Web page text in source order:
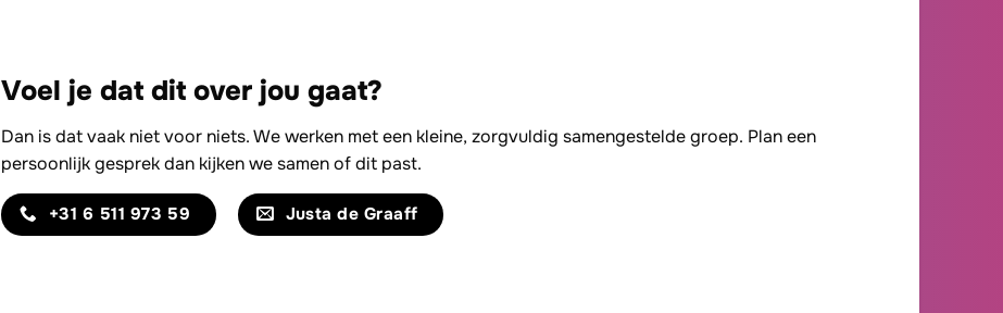
Voel je dat dit over jou gaat?
Dan is dat vaak niet voor niets. We werken met een kleine, zorgvuldig samengestelde groep. Plan een
persoonlijk gesprek dan kijken we samen of dit past.
+31 6 511 973 59 Justa de Graaff